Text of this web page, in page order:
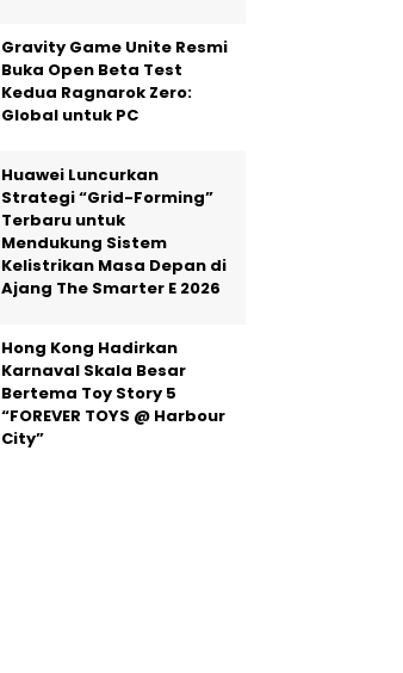
Gravity Game Unite Resmi
Buka Open Beta Test
Kedua Ragnarok Zero:
Global untuk PC
Huawei Luncurkan
Strategi “Grid-Forming”
Terbaru untuk
Mendukung Sistem
Kelistrikan Masa Depan di
Ajang The Smarter E 2026
Hong Kong Hadirkan
Karnaval Skala Besar
Bertema Toy Story 5
“FOREVER TOYS @ Harbour
City”